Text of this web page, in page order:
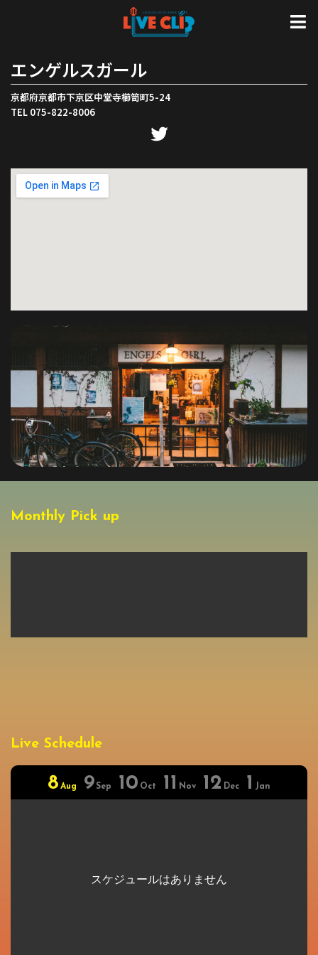
エンゲルスガール
京都府京都市下京区中堂寺櫛笥町5-24
TEL 075-822-8006
Monthly Pick up
Live Schedule
8 Aug 9 Sep 10 Oct 11 Nov 12 Dec 1 Jan
スケジュールはありません